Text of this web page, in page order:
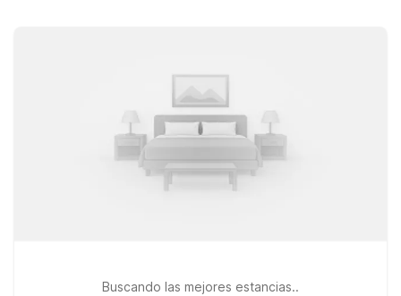
Buscando las mejores estancias..